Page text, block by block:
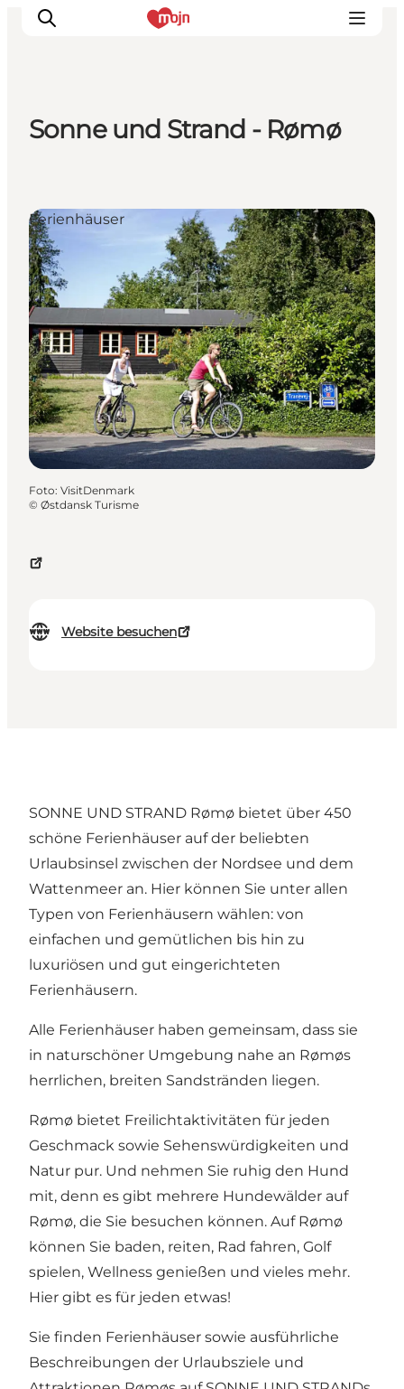
Events
Übernachtung
Plane deine Reise
Booking
Sonne und Strand - Rømø
Website besuchen
Ferienhäuser
Foto: VisitDenmark
© Østdansk Turisme
SONNE UND STRAND Rømø bietet über 450
schöne Ferienhäuser auf der beliebten
Urlaubsinsel zwischen der Nordsee und dem
Wattenmeer an. Hier können Sie unter allen
Typen von Ferienhäusern wählen: von
einfachen und gemütlichen bis hin zu
luxuriösen und gut eingerichteten
Ferienhäusern.
Alle Ferienhäuser haben gemeinsam, dass sie
in naturschöner Umgebung nahe an Rømøs
herrlichen, breiten Sandstränden liegen.
Rømø bietet Freilichtaktivitäten für jeden
Geschmack sowie Sehenswürdigkeiten und
Natur pur. Und nehmen Sie ruhig den Hund
mit, denn es gibt mehrere Hundewälder auf
Rømø, die Sie besuchen können. Auf Rømø
können Sie baden, reiten, Rad fahren, Golf
spielen, Wellness genießen und vieles mehr.
Hier gibt es für jeden etwas!
Sie finden Ferienhäuser sowie ausführliche
Beschreibungen der Urlaubsziele und